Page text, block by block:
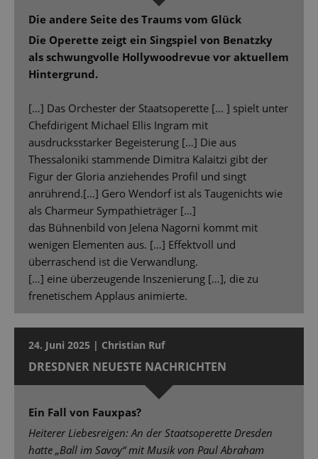
Die andere Seite des Traums vom Glück
Die Operette zeigt ein Singspiel von Benatzky
als schwungvolle Hollywoodrevue vor aktuellem
Hintergrund.
[…] Das Orchester der Staatsoperette [… ] spielt unter
Chefdirigent Michael Ellis Ingram mit
ausdrucksstarker Begeisterung […] Die aus
Thessaloniki stammende Dimitra Kalaitzi gibt der
Figur der Gloria anziehendes Profil und singt
anrührend.[…] Gero Wendorf ist als Taugenichts wie
als Charmeur Sympathieträger […]
das Bühnenbild von Jelena Nagorni kommt mit
wenigen Elementen aus. […] Effektvoll und
überraschend ist die Verwandlung.
[…] eine überzeugende Inszenierung […], die zu
frenetischem Applaus animierte.
24. Juni 2025 | Christian Ruf
DRESDNER NEUESTE NACHRICHTEN
Ein Fall von Fauxpas?
Heiterer Liebesreigen: An der Staatsoperette Dresden
hatte „Ball im Savoy“ mit Musik von Paul Abraham